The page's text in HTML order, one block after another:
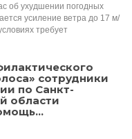
об ухудшении погодных
усиление ветра до 17 м/
требует
сотрудники
по Санкт-
области